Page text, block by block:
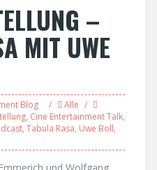
–
MIT UWE
Blog
Alle
, Cine Entertainment Talk,
, Tabula Rasa, Uwe Boll,